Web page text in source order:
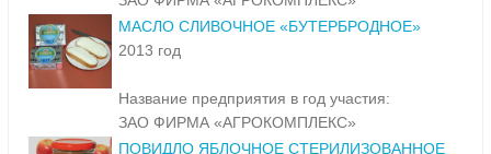
МАСЛО СЛИВОЧНОЕ «БУТЕРБРОДНОЕ»
2013 год
Название предприятия в год участия:
ЗАО ФИРМА «АГРОКОМПЛЕКС»
ПОВИДЛО ЯБЛОЧНОЕ СТЕРИЛИЗОВАННОЕ